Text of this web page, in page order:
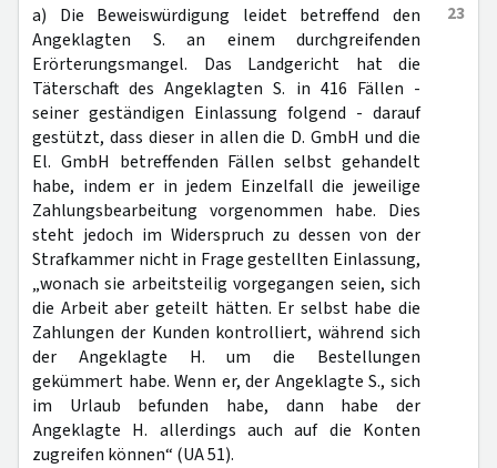
23
a) Die Beweiswürdigung leidet betreffend den
Angeklagten S. an einem durchgreifenden
Erörterungsmangel. Das Landgericht hat die
Täterschaft des Angeklagten S. in 416 Fällen -
seiner geständigen Einlassung folgend - darauf
gestützt, dass dieser in allen die D. GmbH und die
El. GmbH betreffenden Fällen selbst gehandelt
habe, indem er in jedem Einzelfall die jeweilige
Zahlungsbearbeitung vorgenommen habe. Dies
steht jedoch im Widerspruch zu dessen von der
Strafkammer nicht in Frage gestellten Einlassung,
„wonach sie arbeitsteilig vorgegangen seien, sich
die Arbeit aber geteilt hätten. Er selbst habe die
Zahlungen der Kunden kontrolliert, während sich
der Angeklagte H. um die Bestellungen
gekümmert habe. Wenn er, der Angeklagte S., sich
im Urlaub befunden habe, dann habe der
Angeklagte H. allerdings auch auf die Konten
zugreifen können“ (UA 51).